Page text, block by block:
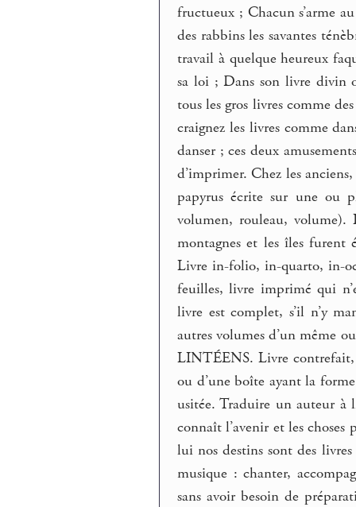
fructueux ; Chacun s’arme
des rabbins les savantes
travail à quelque heureux
sa loi ; Dans son livre divin
tous les gros livres comme
craignez les livres comme
danser ; ces deux
d’imprimer. Chez les
papyrus écrite sur une ou
volumen, rouleau,
montagnes et les îles
Livre in-folio, in-quarto, in-
feuilles, livre imprimé qui
livre est complet, s’il n’y
autres volumes d’un même
LINTÉENS. Livre contrefait,
ou d’une boîte ayant la
usitée. Traduire un auteur
connaît l’avenir et les choses
lui nos destins sont des
musique : chanter,
sans avoir besoin de